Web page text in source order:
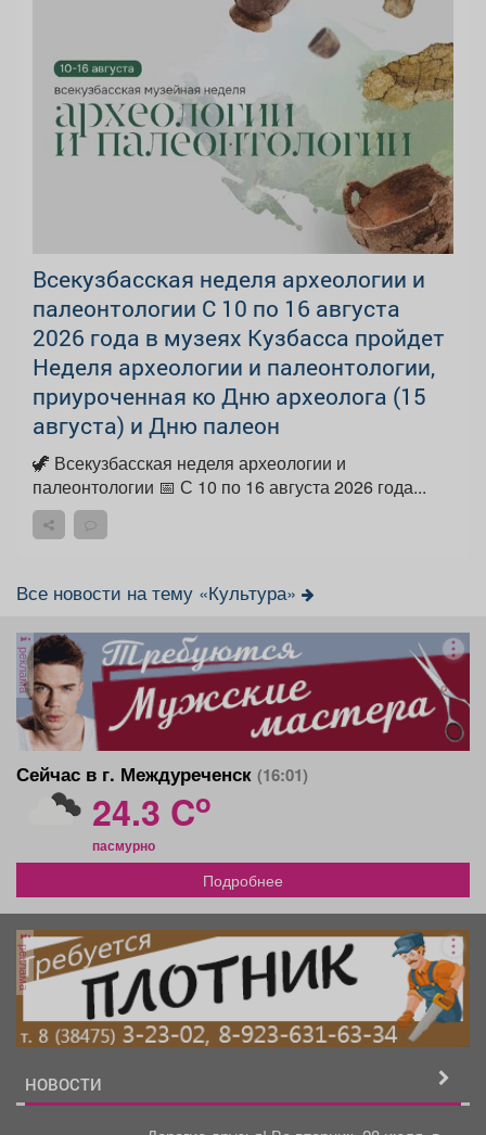
Всекузбасская неделя археологии и
палеонтологии С 10 по 16 августа
2026 года в музеях Кузбасса пройдет
Неделя археологии и палеонтологии,
приуроченная ко Дню археолога (15
августа) и Дню палеон
🦖 Всекузбасская неделя археологии и
палеонтологии 📅 С 10 по 16 августа 2026 года...
Все новости на тему «Культура»
реклама
Сейчас в г. Междуреченск (16:01)
24.3 Co
пасмурно
Подробнее
реклама
НОВОСТИ